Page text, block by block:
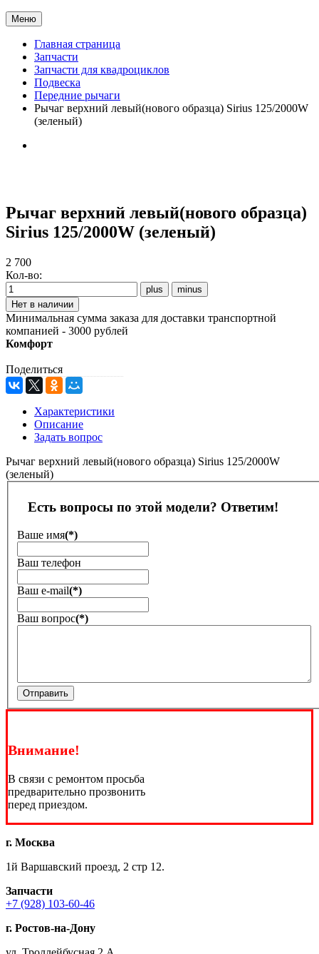
Меню
Главная страница
Запчасти
Запчасти для квадроциклов
Подвеска
Передние рычаги
Рычаг верхний левый(нового образца) Sirius 125/2000W
(зеленый)
Рычаг верхний левый(нового образца)
Sirius 125/2000W (зеленый)
2 700
Кол-во:
Минимальная сумма заказа для доставки транспортной
компанией - 3000 рублей
Комфорт
Поделиться
Характеристики
Описание
Задать вопрос
Рычаг верхний левый(нового образца) Sirius 125/2000W
(зеленый)
Есть вопросы по этой модели? Ответим!
Ваше имя(*)
Ваш телефон
Ваш е-mail(*)
Ваш вопрос(*)
Отправить
Внимание!
В связи с ремонтом просьба
предварительно прозвонить
перед приездом.
г. Москва
1й Варшавский проезд, 2 стр 12.
Запчасти
+7 (928) 103-60-46
г. Ростов-на-Дону